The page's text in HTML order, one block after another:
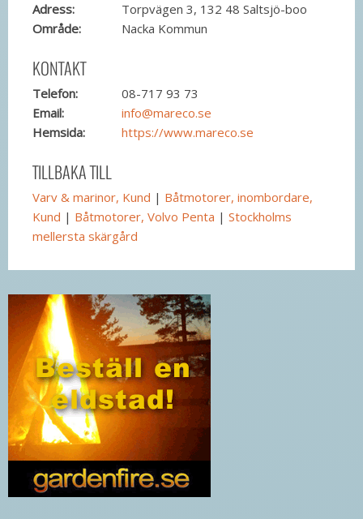
Adress:
Torpvägen 3, 132 48 Saltsjö-boo
Område:
Nacka Kommun
KONTAKT
Telefon:
08-717 93 73
Email:
info@mareco.se
Hemsida:
https://www.mareco.se
TILLBAKA TILL
Varv & marinor, Kund | Båtmotorer, inombordare,
Kund | Båtmotorer, Volvo Penta | Stockholms
mellersta skärgård